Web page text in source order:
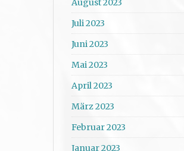
August 2023
Juli 2023
Juni 2023
Mai 2023
April 2023
März 2023
Februar 2023
Januar 2023